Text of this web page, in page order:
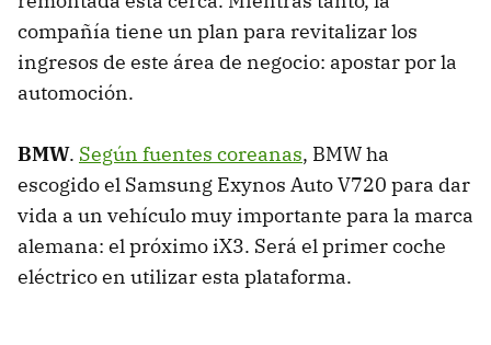
compañía tiene un plan para revitalizar los
ingresos de este área de negocio: apostar por la
automoción.
BMW. Según fuentes coreanas, BMW ha
escogido el Samsung Exynos Auto V720 para dar
vida a un vehículo muy importante para la marca
alemana: el próximo iX3. Será el primer coche
eléctrico en utilizar esta plataforma.